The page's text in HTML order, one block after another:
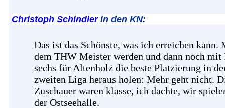
Christoph Schindlerin den KN:
Das ist das Schönste, was ich erreichen kann.
dem THW Meister werden und dann noch mit
sechs für Altenholz die beste Platzierung in
zweiten Liga heraus holen: Mehr geht nicht.
Zuschauer waren klasse, ich dachte, wir
der Ostseehalle.